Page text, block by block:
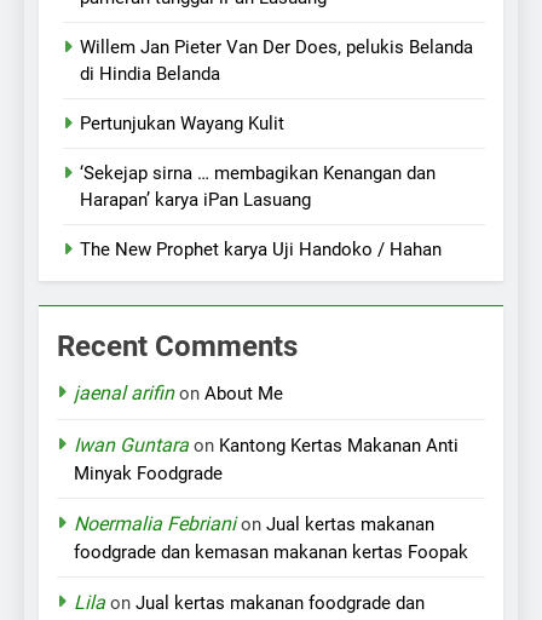
Willem Jan Pieter Van Der Does, pelukis Belanda
di Hindia Belanda
Pertunjukan Wayang Kulit
‘Sekejap sirna … membagikan Kenangan dan
Harapan’ karya iPan Lasuang
The New Prophet karya Uji Handoko / Hahan
Recent Comments
jaenal arifinon About Me
Iwan Guntara on Kantong Kertas Makanan Anti
Minyak Foodgrade
Noermalia Febrianion Jual kertas makanan
foodgrade dan kemasan makanan kertas Foopak
Lila on Jual kertas makanan foodgrade dan